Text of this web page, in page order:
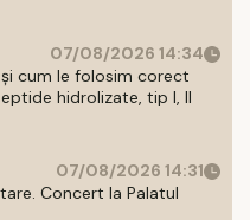
07/08/2026 14:34
cum le folosim corect
hidrolizate, tip I, II
07/08/2026 14:31
Concert la Palatul